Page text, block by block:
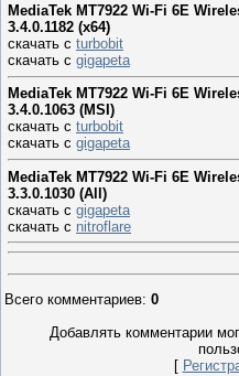
MediaTek MT7922 Wi-Fi 6E
3.4.0.1182 (x64)
скачать с turbobit
скачать с gigapeta
MediaTek MT7922 Wi-Fi 6E
3.4.0.1063 (MSI)
скачать с turbobit
скачать с gigapeta
MediaTek MT7922 Wi-Fi 6E
3.3.0.1030 (All)
скачать с gigapeta
скачать с nitroflare
Всего комментариев: 0
Добавлять комментарии
[